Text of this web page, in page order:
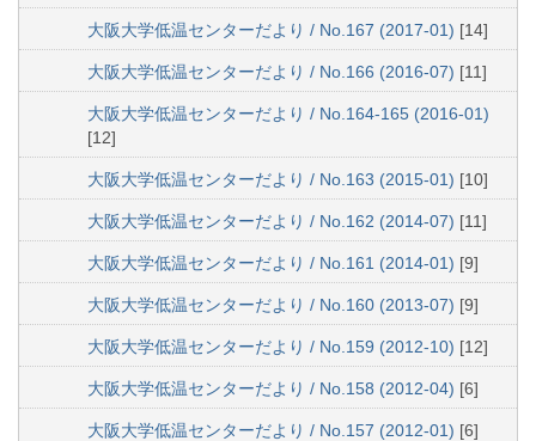
大阪大学低温センターだより / No.167 (2017-01) [14]
大阪大学低温センターだより / No.166 (2016-07) [11]
大阪大学低温センターだより / No.164-165 (2016-01)
[12]
大阪大学低温センターだより / No.163 (2015-01) [10]
大阪大学低温センターだより / No.162 (2014-07) [11]
大阪大学低温センターだより / No.161 (2014-01) [9]
大阪大学低温センターだより / No.160 (2013-07) [9]
大阪大学低温センターだより / No.159 (2012-10) [12]
大阪大学低温センターだより / No.158 (2012-04) [6]
大阪大学低温センターだより / No.157 (2012-01) [6]